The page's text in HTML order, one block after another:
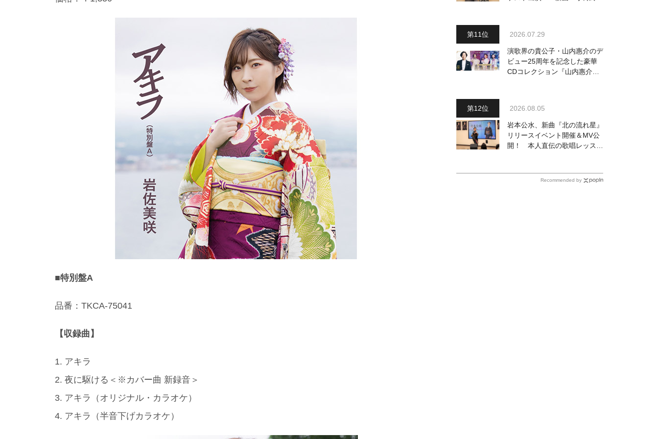
■特別盤A
品番：TKCA-75041
【収録曲】
1. アキラ
2. 夜に駆ける＜※カバー曲 新録音＞
3. アキラ（オリジナル・カラオケ）
4. アキラ（半音下げカラオケ）
2026.07.29
演歌界の貴公子・山内惠介のデ
ビュー25周年を記念した豪華
CDコレクション『山内惠介の
164曲収録
2026.08.05
岩本公水、新曲『北の流れ星』
リリースイベント開催＆MV公
開！ 本人直伝の歌唱レッスン
Recommended by